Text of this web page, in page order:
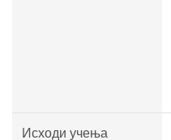
Исходи учења